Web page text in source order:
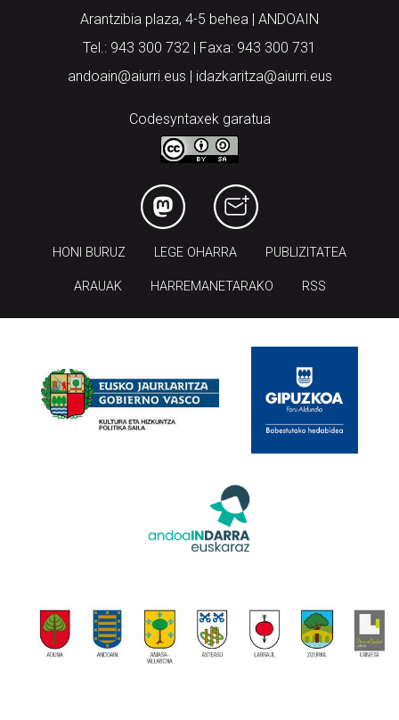
Tel.: 943 300 732 | Faxa: 943 300 731
andoain@aiurri.eus | idazkaritza@aiurri.eus
Codesyntaxek garatua
LEGE OHARRA
ARAUAK HARREMANETARAKO RSS